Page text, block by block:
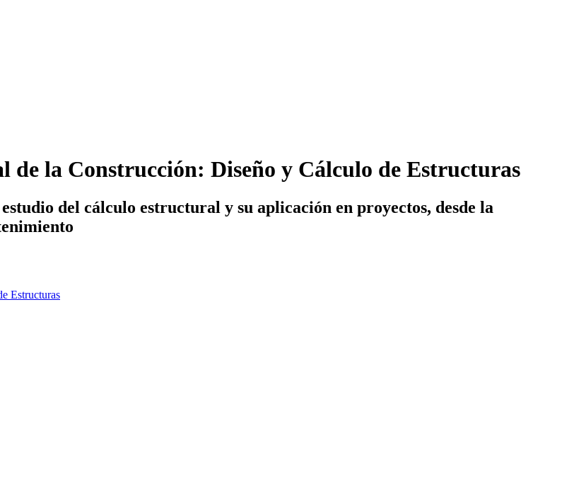
la Construcción: Diseño y Cálculo de Estructuras
del cálculo estructural y su aplicación en proyectos, desde la
Estructuras